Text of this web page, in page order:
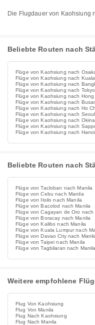
Die Flugdauer von
Beliebte Routen nach
Flüge von Kaohsiung nach
Flüge von Kaohsiung nach
Flüge von Kaohsiung nach
Flüge von Kaohsiung nach Tokyo
Flüge von Kaohsiung nach Hong
Flüge von Kaohsiung nach
Flüge von Kaohsiung nach Ho
Flüge von Kaohsiung nach Seoul
Flüge von Kaohsiung nach
Flüge von Kaohsiung nach
Flüge von Kaohsiung nach Hanoi
Beliebte Routen nach
Flüge von Tacloban nach Manila
Flüge von Cebu nach Manila
Flüge von Iloilo nach Manila
Flüge von Bacolod nach Manila
Flüge von Cagayan de Oro nach
Flüge von Boracay nach Manila
Flüge von Kalibo nach Manila
Flüge von Kuala Lumpur nach
Flüge von Davao City nach
Flüge von Taipei nach Manila
Flüge von Tagbilaran nach Manila
Weitere empfohlene
Flug Von Kaohsiung
Flug Von Manila
Flug Nach Kaohsiung
Flug Nach Manila